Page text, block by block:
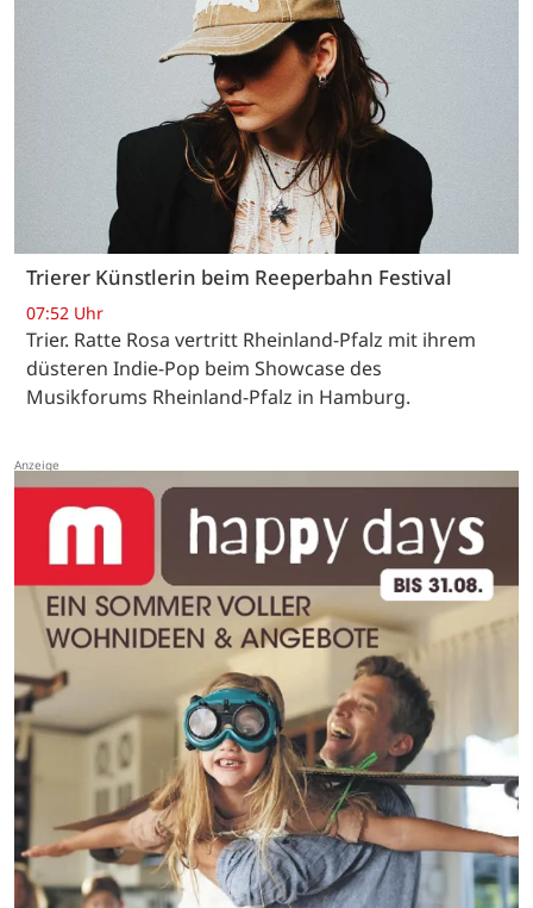
Trierer Künstlerin beim Reeperbahn Festival
07:52 Uhr
Trier. Ratte Rosa vertritt Rheinland-Pfalz mit ihrem
düsteren Indie-Pop beim Showcase des
Musikforums Rheinland-Pfalz in Hamburg.